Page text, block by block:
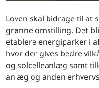
Loven skal bidrage til at
grønne omstilling. Det
etablere energiparker i
hvor der gives bedre
og solcelleanlæg samt
anlæg og anden